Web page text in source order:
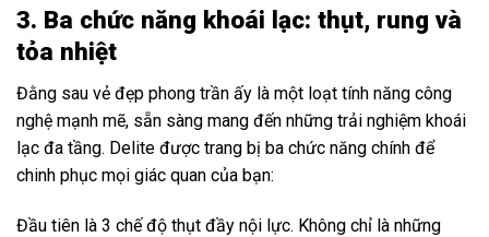
3. Ba chức năng khoái lạc: thụt, rung và
tỏa nhiệt
Đằng sau vẻ đẹp phong trần ấy là một loạt tính năng công
nghệ mạnh mẽ, sẵn sàng mang đến những trải nghiệm khoái
lạc đa tầng. Delite được trang bị ba chức năng chính để
chinh phục mọi giác quan của bạn:
Đầu tiên là 3 chế độ thụt đầy nội lực. Không chỉ là những